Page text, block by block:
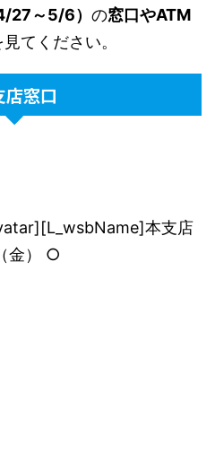
27～5/6） の窓口やATM
てください。
店窓口
本支店
金） ○